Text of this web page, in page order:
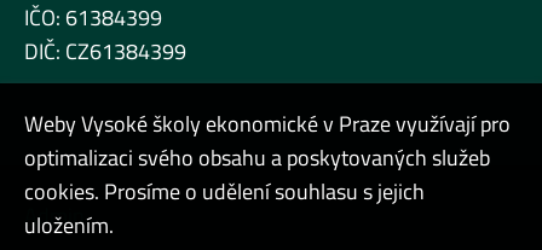
IČO: 61384399
DIČ: CZ61384399
Admin
Weby Vysoké školy ekonomické v Praze využívají pro
optimalizaci svého obsahu a poskytovaných služeb
cookies. Prosíme o udělení souhlasu s jejich
uložením.